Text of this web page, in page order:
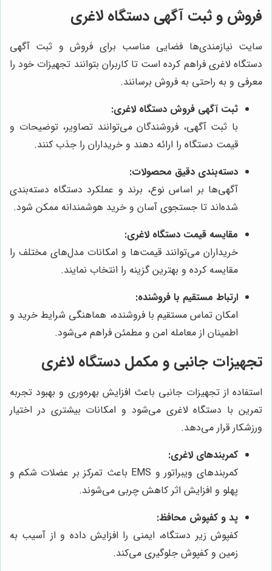
فروش و ثبت آگهی دستگاه لاغری
سایت نیازمندی‌ها فضایی مناسب برای فروش و ثبت آگهی
دستگاه لاغری فراهم کرده است تا کاربران بتوانند تجهیزات خود را
معرفی و به راحتی به فروش برسانند.
ثبت آگهی فروش دستگاه لاغری:
با ثبت آگهی، فروشندگان می‌توانند تصاویر، توضیحات و
قیمت دستگاه را ارائه دهند و خریداران را جذب کنند.
دسته‌بندی دقیق محصولات:
آگهی‌ها بر اساس نوع، برند و عملکرد دستگاه دسته‌بندی
شده‌اند تا جستجوی آسان و خرید هوشمندانه ممکن شود.
مقایسه قیمت دستگاه لاغری:
خریداران می‌توانند قیمت‌ها و امکانات مدل‌های مختلف را
مقایسه کرده و بهترین گزینه را انتخاب نمایند.
ارتباط مستقیم با فروشنده:
امکان تماس مستقیم با فروشنده، هماهنگی شرایط خرید و
اطمینان از معامله امن و مطمئن فراهم می‌شود.
تجهیزات جانبی و مکمل دستگاه لاغری
استفاده از تجهیزات جانبی باعث افزایش بهره‌وری و بهبود تجربه
تمرین با دستگاه لاغری می‌شود و امکانات بیشتری در اختیار
ورزشکار قرار می‌دهد.
کمربندهای لاغری:
کمربندهای ویبراتور و EMS باعث تمرکز بر عضلات شکم و
پهلو و افزایش اثر کاهش چربی می‌شوند.
پد و کفپوش محافظ:
کفپوش زیر دستگاه، ایمنی را افزایش داده و از آسیب به
زمین و کفپوش جلوگیری می‌کند.